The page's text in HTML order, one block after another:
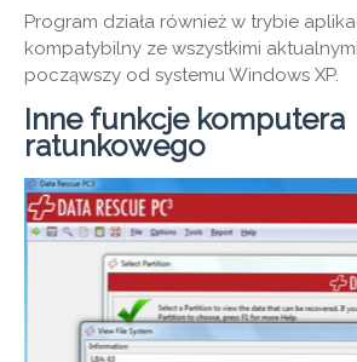
Program działa również w trybie
kompatybilny ze wszystkimi
począwszy od systemu Windows XP.
Inne funkcje komputera
ratunkowego